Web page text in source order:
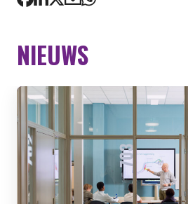
NIEUWS